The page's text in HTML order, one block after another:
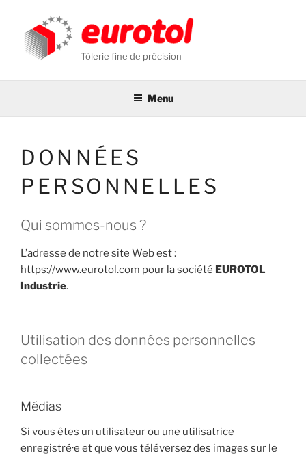
contenu
principal
Tôlerie fine de précision
Menu
DONNÉES
PERSONNELLES
Qui sommes-nous ?
L’adresse de notre site Web est :
https://www.eurotol.com pour la société EUROTOL
Industrie.
Utilisation des données personnelles
collectées
Médias
Si vous êtes un utilisateur ou une utilisatrice
enregistré·e et que vous téléversez des images sur le